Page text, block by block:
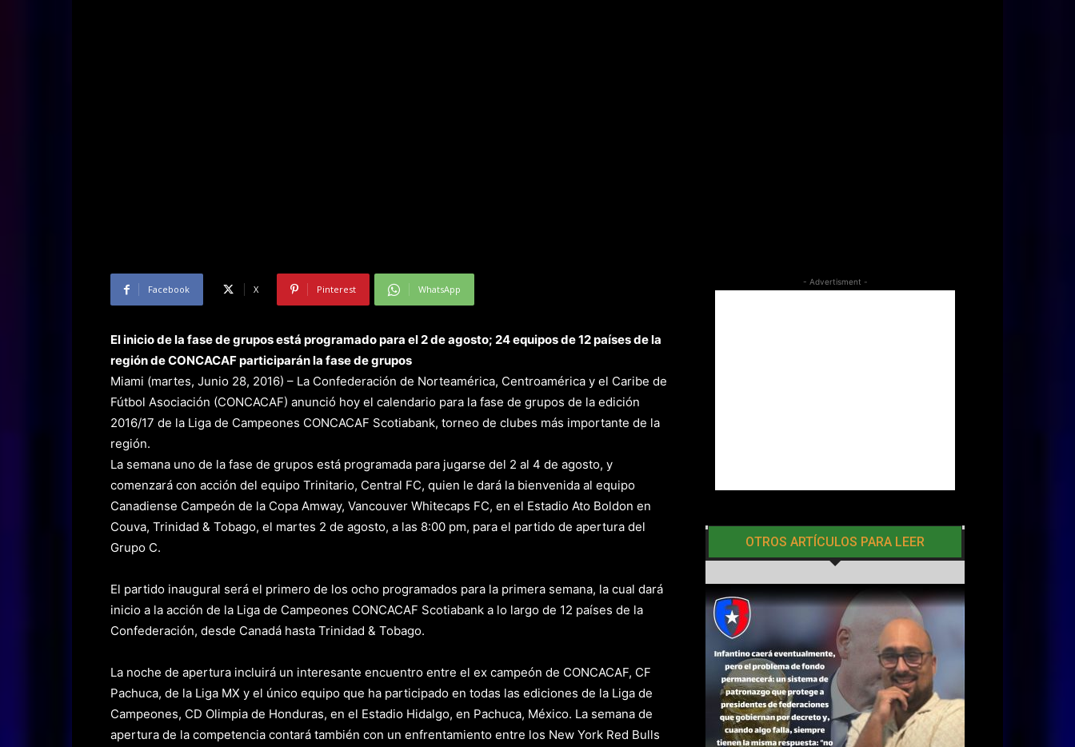
Facebook X Pinterest WhatsApp
El inicio de la fase de grupos está programado para el 2 de agosto; 24 equipos de 12 países de la
región de CONCACAF participarán la fase de grupos
Miami (martes, Junio 28, 2016) – La Confederación de Norteamérica, Centroamérica y el Caribe de
Fútbol Asociación (CONCACAF) anunció hoy el calendario para la fase de grupos de la edición
2016/17 de la Liga de Campeones CONCACAF Scotiabank, torneo de clubes más importante de la
región.
La semana uno de la fase de grupos está programada para jugarse del 2 al 4 de agosto, y
comenzará con acción del equipo Trinitario, Central FC, quien le dará la bienvenida al equipo
Canadiense Campeón de la Copa Amway, Vancouver Whitecaps FC, en el Estadio Ato Boldon en
Couva, Trinidad & Tobago, el martes 2 de agosto, a las 8:00 pm, para el partido de apertura del
Grupo C.
El partido inaugural será el primero de los ocho programados para la primera semana, la cual dará
inicio a la acción de la Liga de Campeones CONCACAF Scotiabank a lo largo de 12 países de la
Confederación, desde Canadá hasta Trinidad & Tobago.
La noche de apertura incluirá un interesante encuentro entre el ex campeón de CONCACAF, CF
Pachuca, de la Liga MX y el único equipo que ha participado en todas las ediciones de la Liga de
Campeones, CD Olimpia de Honduras, en el Estadio Hidalgo, en Pachuca, México. La semana de
apertura de la competencia contará también con un enfrentamiento entre los New York Red Bulls
- Advertisment -
OTROS ARTÍCULOS PARA LEER